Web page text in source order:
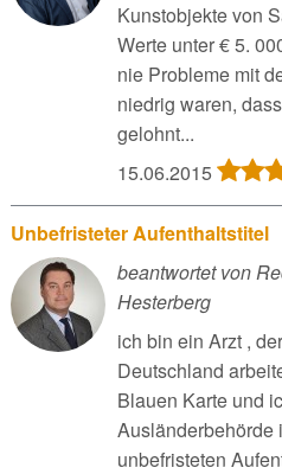
Kunstobjekte von
Werte unter € 5.
nie Probleme mit
niedrig waren,
gelohnt...
15.06.2015
Unbefristeter Aufenthaltstitel
beantwortet von
Hesterberg
ich bin ein Arzt ,
Deutschland
Blauen Karte und
Ausländerbehörde
unbefristeten